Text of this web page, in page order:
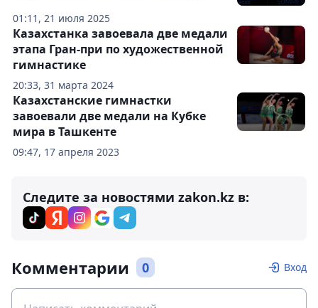
01:11, 21 июля 2025
20:33, 31 марта 2024
Казахстанка завоевала две медали
этапа Гран-при по художественной
гимнастике
09:47, 17 апреля 2023
Казахстанские гимнастки
завоевали две медали на Кубке
мира в Ташкенте
Следите за новостями zakon.kz в:
Комментарии 0 Вход